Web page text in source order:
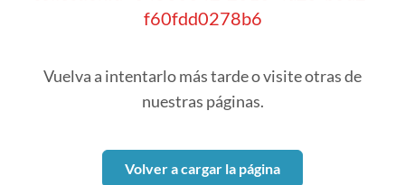
f60fdd0278b6
Vuelva a intentarlo más tarde o visite otras de
nuestras páginas.
Volver a cargar la página